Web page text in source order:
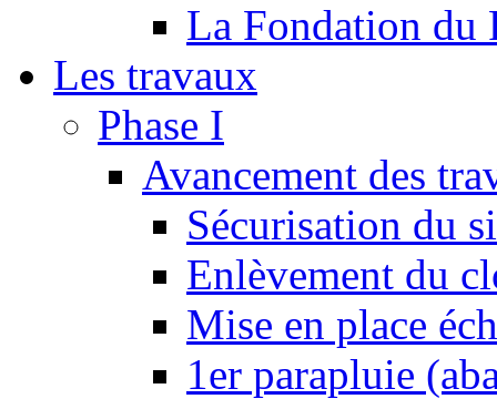
La Fondation du
Les travaux
Phase I
Avancement des
Sécurisation du
Enlèvement du
Mise en place
1er parapluie